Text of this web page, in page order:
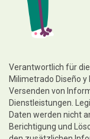
Verantwortlich für
Milimetrado Diseño y
Versenden von
Dienstleistungen.
Daten werden nicht
Berichtigung und